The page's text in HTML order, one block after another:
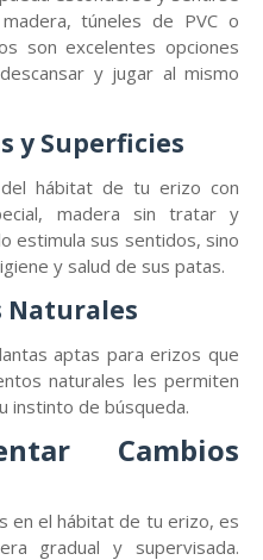
túneles de PVC o
son excelentes opciones
y jugar al mismo
y Superficies
hábitat de tu erizo con
madera sin tratar y
estimula sus sentidos, sino
y salud de sus patas.
Naturales
aptas para erizos que
naturales les permiten
instinto de búsqueda.
Cambios
en el hábitat de tu erizo, es
gradual y supervisada.